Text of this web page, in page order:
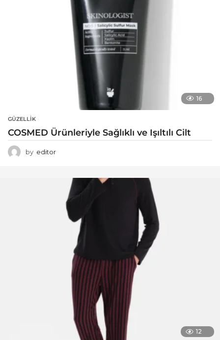
16
GÜZELLIK
COSMED Ürünleriyle Sağlıklı ve Işıltılı Cilt
by editor
12